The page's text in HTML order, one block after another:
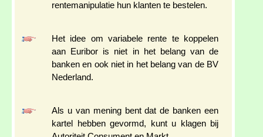
rentemanipulatie hun klanten te bestelen.
Het idee om variabele rente te koppelen
aan Euribor is niet in het belang van de
banken en ook niet in het belang van de BV
Nederland.
Als u van mening bent dat de banken een
kartel hebben gevormd, kunt u klagen bij